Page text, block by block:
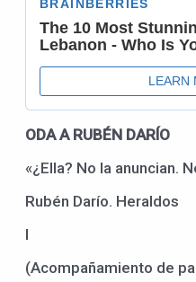
ODA A RUBÉN DARÍO
«¿Ella? No la anuncian.
Rubén Darío. Heraldos
I
(Acompañamiento de